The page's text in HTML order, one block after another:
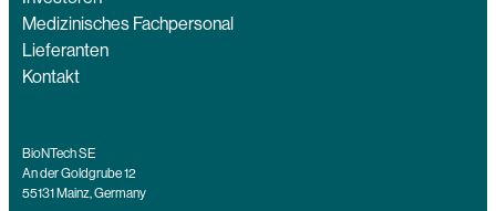
Medizinisches Fachpersonal
Lieferanten
Kontakt
BioNTech SE
An der Goldgrube 12
55131 Mainz, Germany